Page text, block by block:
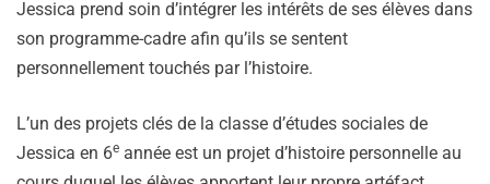
Jessica prend soin d’intégrer les intérêts de ses élèves dans
son programme-cadre afin qu’ils se sentent
personnellement touchés par l’histoire.
L’un des projets clés de la classe d’études sociales de
Jessica en 6e année est un projet d’histoire personnelle au